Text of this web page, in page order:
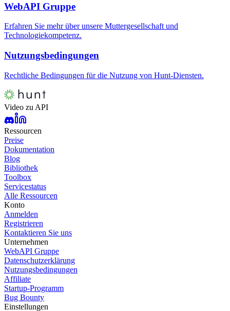
WebAPI Gruppe
Erfahren Sie mehr über unsere Muttergesellschaft und
Technologiekompetenz.
Nutzungsbedingungen
Rechtliche Bedingungen für die Nutzung von Hunt-Diensten.
Video zu API
Ressourcen
Preise
Dokumentation
Blog
Bibliothek
Toolbox
Servicestatus
Alle Ressourcen
Konto
Anmelden
Registrieren
Kontaktieren Sie uns
Unternehmen
WebAPI Gruppe
Datenschutzerklärung
Nutzungsbedingungen
Affiliate
Startup-Programm
Bug Bounty
Einstellungen